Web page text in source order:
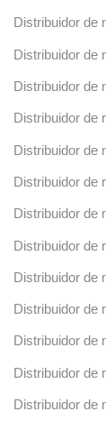
Distribuidor de
Distribuidor de
Distribuidor de
Distribuidor de
Distribuidor de
Distribuidor de
Distribuidor de
Distribuidor de
Distribuidor de
Distribuidor de
Distribuidor de
Distribuidor de
Distribuidor de